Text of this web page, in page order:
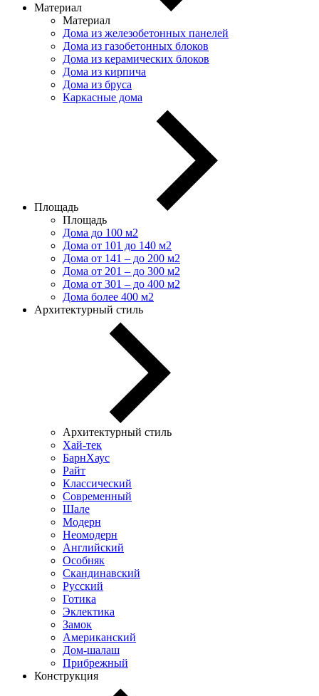
Материал
Материал
Дома из железобетонных панелей
Дома из газобетонных блоков
Дома из керамических блоков
Дома из кирпича
Дома из бруса
Каркасные дома
Площадь
Площадь
Дома до 100 м2
Дома от 101 до 140 м2
Дома от 141 – до 200 м2
Дома от 201 – до 300 м2
Дома от 301 – до 400 м2
Дома более 400 м2
Архитектурный стиль
Архитектурный стиль
Хай-тек
БарнХаус
Райт
Классический
Современный
Шале
Модерн
Неомодерн
Английский
Особняк
Скандинавский
Русский
Готика
Эклектика
Замок
Американский
Дом-шалаш
Прибрежный
Конструкция